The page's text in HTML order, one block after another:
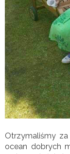
Otrzymaliśmy
ocean dobrych